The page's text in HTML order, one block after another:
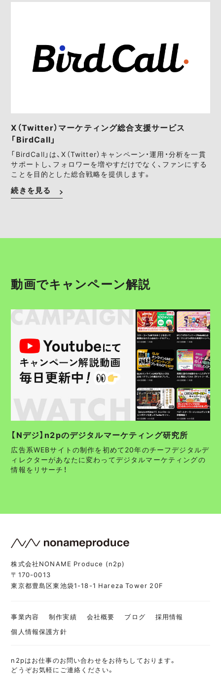
X（Twitter）マーケティング総合支援サービス
「BirdCall」
「BirdCall」は、X（Twitter）キャンペーン・運用・分析を一貫
サポートし、フォロワーを増やすだけでなく、ファンにする
ことを目的とした総合戦略を提供します。
続きを見る
動画でキャンペーン解説
【Nデジ】n2pのデジタルマーケティング研究所
広告系WEBサイトの制作を初めて20年のチーフデジタルデ
ィレクターがあなたに変わってデジタルマーケティングの
情報をリサーチ！
株式会社NONAME Produce (n2p)
〒170-0013
東京都豊島区東池袋1-18-1 Hareza Tower 20F
事業内容 制作実績 会社概要 ブログ
採用情報
個人情報保護方針
n2pはお仕事のお問い合わせをお待ちしております。
どうぞお気軽にご連絡ください。